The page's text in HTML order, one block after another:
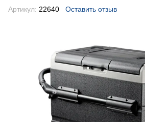
Артикул: 22640 Оставить отзыв